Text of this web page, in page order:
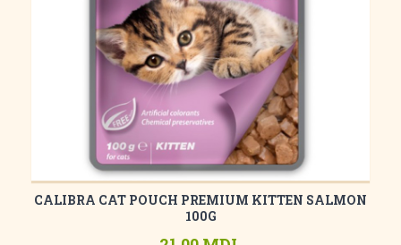
CALIBRA CAT POUCH PREMIUM KITTEN SALMON
100G